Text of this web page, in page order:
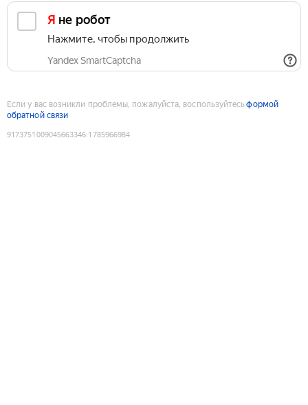
Я не робот
Нажмите, чтобы продолжить
Yandex SmartCaptcha
Если у вас возникли проблемы, пожалуйста, воспользуйтесьформой
обратной связи
9173751009045663346:1785966984